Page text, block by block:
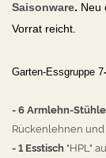
Saisonware. Neu
Vorrat reicht.
Garten-Essgruppe 7
- 6 Armlehn-Stühle
Rückenlehnen
- 1 Esstisch "HPL"